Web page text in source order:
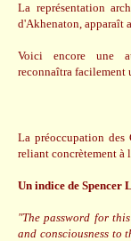
La représentation
d'Akhenaton, apparaît
Voici encore une
reconnaîtra facilement
La préoccupation des
reliant concrètement à
Un indice de Spencer
"The password for
and consciousness